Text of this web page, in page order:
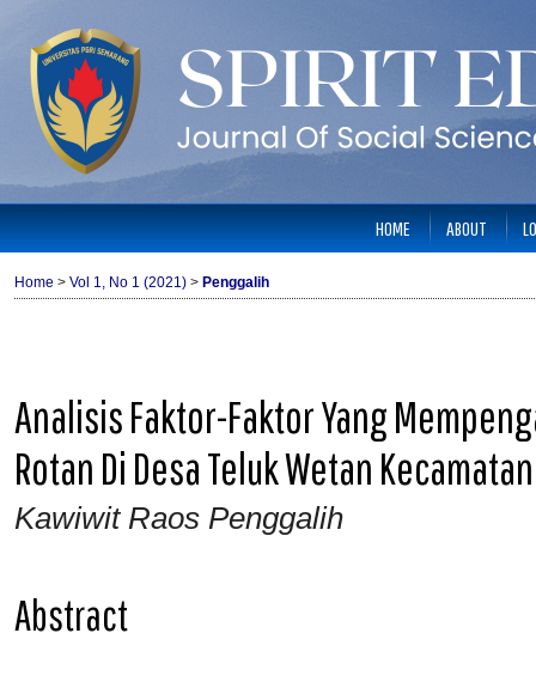
HOME ABOUT
Home > Vol 1, No 1 (2021) > Penggalih
Analisis Faktor-Faktor Yang
Rotan Di Desa Teluk Wetan
Kawiwit Raos Penggalih
Abstract